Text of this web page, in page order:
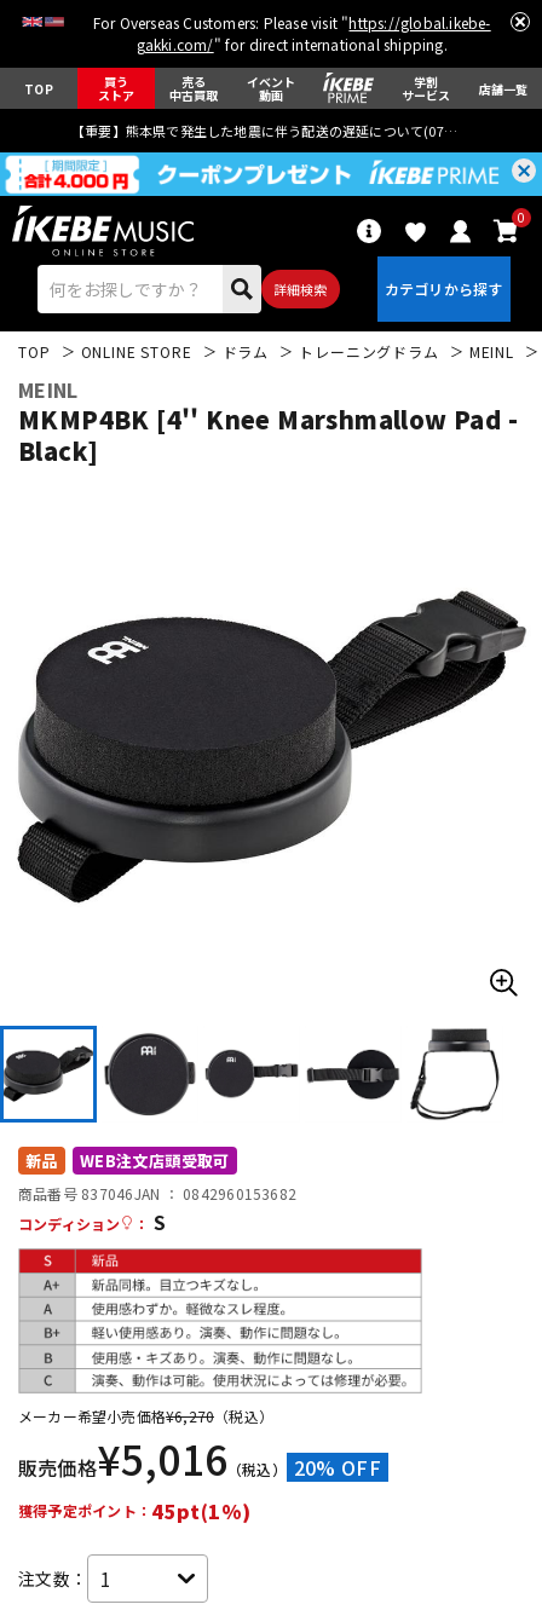
For Overseas Customers: Please visit "https://global.ikebe-
gakki.com/" for direct international shipping.
TOP 買う
ストア
売る
中古買取
イベント
動画
学割
サービス 店舗一覧
【重要】熊本県で発生した地震に伴う配送の遅延について(07月29日
詳細検索
0
ドラム パーカッション
キーボード 電子ピアノ
DTM オンライン納品 レコーディング機器
配信/ライブ機器
中古 ヴィンテージ
TOP ONLINE STORE ドラム トレーニングドラム MEINL
MEINL
MKMP4BK [4'' Knee Marshmallow Pad -
Black]
新品 WEB注文店頭受取可
商品番号 837046JAN ： 0842960153682
コンディション
： S
メーカー希望小売価格¥6,270 （税込）
販売価格¥5,016 （税込） 20% OFF
獲得予定ポイント： 45pt(1%)
注文数：